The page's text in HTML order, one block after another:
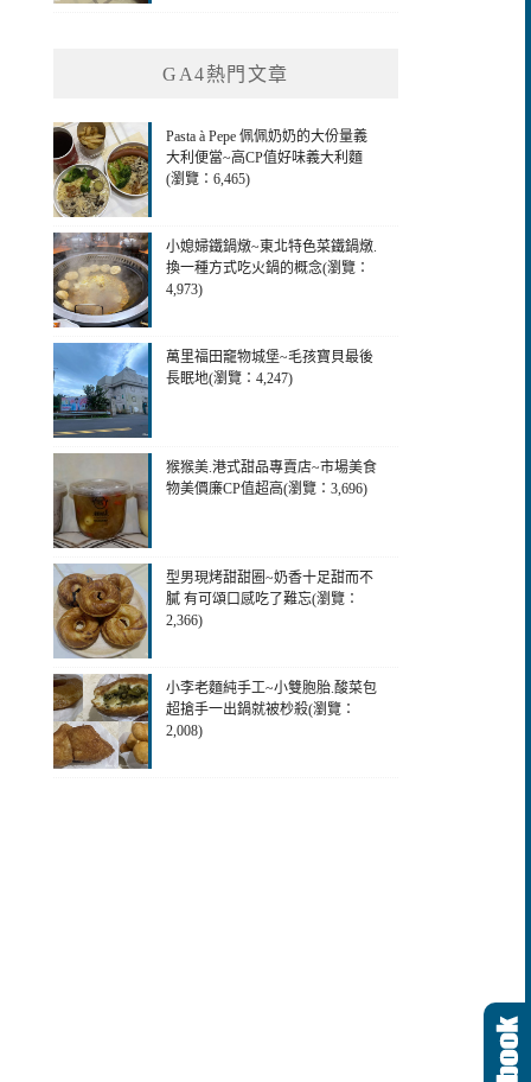
GA4熱門文章
Pasta à Pepe 佩佩奶奶的大份量義
大利便當~高CP值好味義大利麵
(瀏覽：6,465)
小媳婦鐵鍋燉~東北特色菜鐵鍋燉.
換一種方式吃火鍋的概念(瀏覽：
4,973)
萬里福田竉物城堡~毛孩寶貝最後
長眠地(瀏覽：4,247)
猴猴美.港式甜品專賣店~市場美食
物美價廉CP值超高(瀏覽：3,696)
型男現烤甜甜圈~奶香十足甜而不
膩 有可頌口感吃了難忘(瀏覽：
2,366)
小李老麵純手工~小雙胞胎.酸菜包
超搶手一出鍋就被杪殺(瀏覽：
2,008)